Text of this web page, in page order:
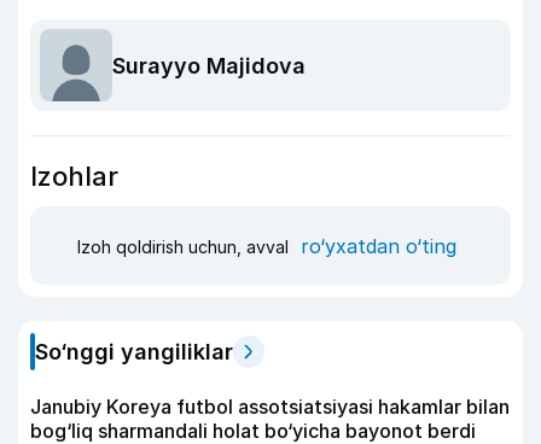
Surayyo Majidova
Izohlar
Izoh qoldirish uchun, avval ro‘yxatdan o‘ting
So‘nggi yangiliklar
Janubiy Koreya futbol assotsiatsiyasi hakamlar bilan
bog‘liq sharmandali holat bo‘yicha bayonot berdi